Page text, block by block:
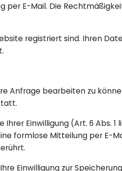
per E-Mail. Die
registriert sind. Ihren
Anfrage bearbeiten zu
Einwilligung (Art. 6 Abs. 1
formlose Mitteilung per E-
Einwilligung zur